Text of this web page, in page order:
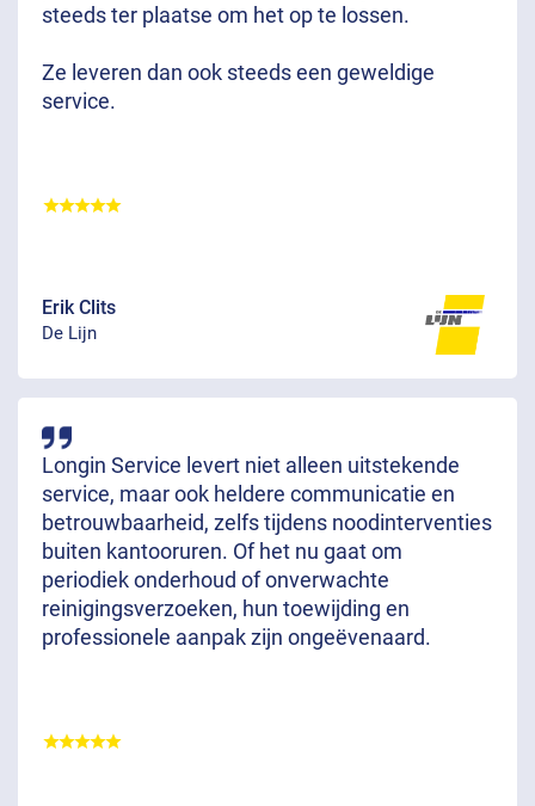
steeds ter plaatse om het op te lossen.
Ze leveren dan ook steeds een geweldige
service.
Erik Clits
De Lijn
Longin Service levert niet alleen uitstekende
service, maar ook heldere communicatie en
betrouwbaarheid, zelfs tijdens noodinterventies
buiten kantooruren. Of het nu gaat om
periodiek onderhoud of onverwachte
reinigingsverzoeken, hun toewijding en
professionele aanpak zijn ongeëvenaard.